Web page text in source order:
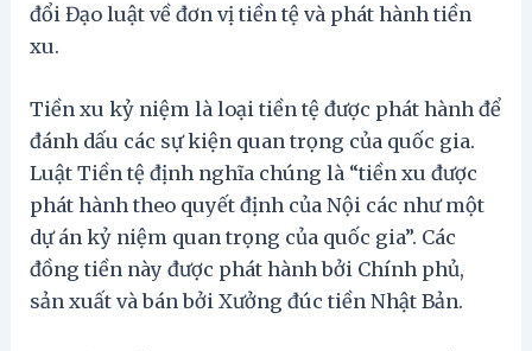
đổi Đạo luật về đơn vị tiền tệ và phát hành tiền
xu.
Tiền xu kỷ niệm là loại tiền tệ được phát hành để
đánh dấu các sự kiện quan trọng của quốc gia.
Luật Tiền tệ định nghĩa chúng là “tiền xu được
phát hành theo quyết định của Nội các như một
dự án kỷ niệm quan trọng của quốc gia”. Các
đồng tiền này được phát hành bởi Chính phủ,
sản xuất và bán bởi Xưởng đúc tiền Nhật Bản.